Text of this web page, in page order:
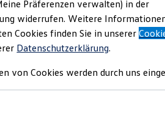
und Gebrauchtwagen
Präferenzen verwalten) in der
widerrufen. Weitere
Cookies finden Sie in unserer
Datenschutzerklärung.
von Cookies werden durch uns